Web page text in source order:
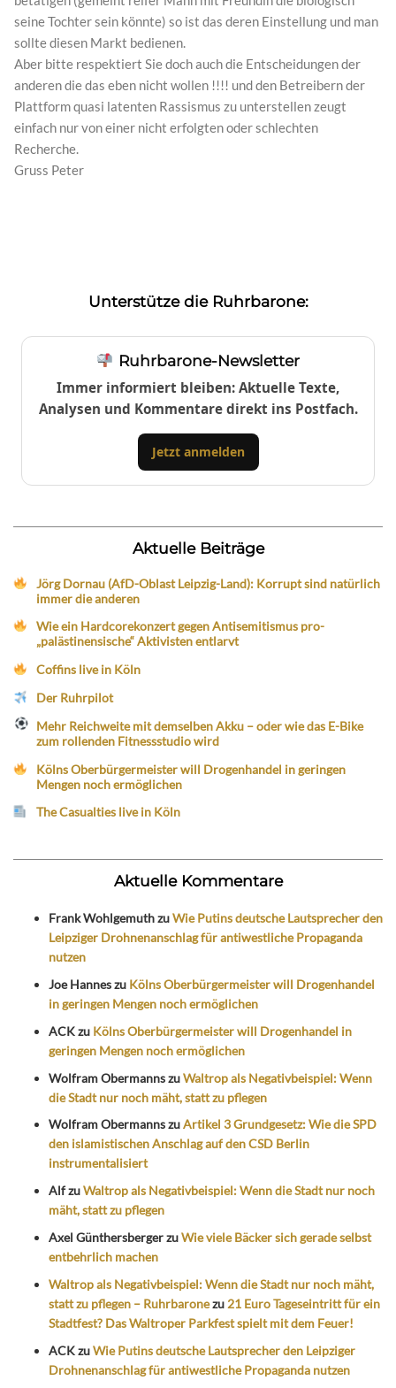
seine Tochter sein könnte) so ist das deren Einstellung und man
sollte diesen Markt bedienen.
Aber bitte respektiert Sie doch auch die Entscheidungen der
anderen die das eben nicht wollen !!!! und den Betreibern der
Plattform quasi latenten Rassismus zu unterstellen zeugt
einfach nur von einer nicht erfolgten oder schlechten
Recherche.
Gruss Peter
Unterstütze die Ruhrbarone:
Ruhrbarone-Newsletter
Immer informiert bleiben: Aktuelle Texte,
Analysen und Kommentare direkt ins Postfach.
Jetzt anmelden
Aktuelle Beiträge
Jörg Dornau (AfD-Oblast Leipzig-Land): Korrupt sind natürlich
immer die anderen
Wie ein Hardcorekonzert gegen Antisemitismus pro-
„palästinensische“ Aktivisten entlarvt
Coffins live in Köln
Der Ruhrpilot
Mehr Reichweite mit demselben Akku – oder wie das E-Bike
zum rollenden Fitnessstudio wird
Kölns Oberbürgermeister will Drogenhandel in geringen
Mengen noch ermöglichen
The Casualties live in Köln
Aktuelle Kommentare
Frank WohlgemuthzuWie Putins deutsche Lautsprecher den
Leipziger Drohnenanschlag für antiwestliche Propaganda
nutzen
Joe Hanneszu Kölns Oberbürgermeister will Drogenhandel
in geringen Mengen noch ermöglichen
ACKzu Kölns Oberbürgermeister will Drogenhandel in
geringen Mengen noch ermöglichen
Wolfram ObermannszuWaltrop als Negativbeispiel: Wenn
die Stadt nur noch mäht, statt zu pflegen
Wolfram ObermannszuArtikel 3 Grundgesetz: Wie die SPD
den islamistischen Anschlag auf den CSD Berlin
instrumentalisiert
AlfzuWaltrop als Negativbeispiel: Wenn die Stadt nur noch
mäht, statt zu pflegen
Axel GünthersbergerzuWie viele Bäcker sich gerade selbst
entbehrlich machen
Waltrop als Negativbeispiel: Wenn die Stadt nur noch mäht,
statt zu pflegen – Ruhrbaronezu 21 Euro Tageseintritt für ein
Stadtfest? Das Waltroper Parkfest spielt mit dem Feuer!
ACKzuWie Putins deutsche Lautsprecher den Leipziger
Drohnenanschlag für antiwestliche Propaganda nutzen